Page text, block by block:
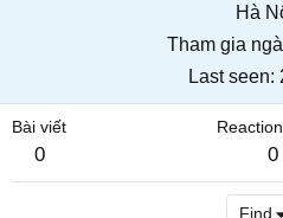
Hà
Tham gia
Last seen
Bài viết
0 0
Find